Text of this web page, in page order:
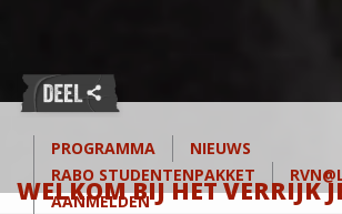
PROGRAMMA
NIEUWS
RABO STUDENTENPAKKET
AANMELDEN
WELKOM BIJ HET VERRIJK